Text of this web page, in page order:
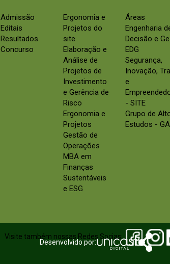
Admissão
Editais
Resultados
Concurso
Ergonomia e
Projetos do
site
Elaboração e
Análise de
Projetos de
Investimento
e Gerência de
Risco
Ergonomia e
Projetos
Gestão de
Operações
MBA em
Finanças
Sustentáveis
e ESG
Áreas
Engenharia
Decisão e
EDG
Segurança,
Inovação,
e
- SITE
Grupo de
Estudos -
Visite também nossas Redes Socias:
Desenvolvido por: